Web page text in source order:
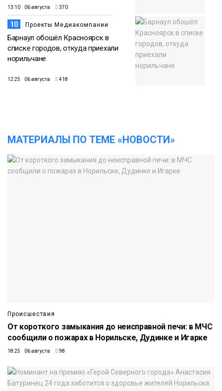
13:10 06 августа 370
10 Проекты Медиакомпании
Барнаул обошёл Красноярск в
списке городов, откуда приехали
норильчане
12:25 06 августа 418
МАТЕРИАЛЫ ПО ТЕМЕ «НОВОСТИ»
Происшествия
От короткого замыкания до неисправной печи: в МЧС
сообщили о пожарах в Норильске, Дудинке и Игарке
18:25 06 августа 98